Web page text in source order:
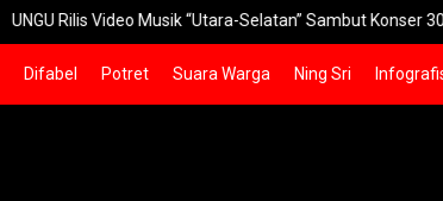
Video Musik “Utara-Selatan” Sambut Konser 30 Tahun
Difabel Potret Suara Warga Ning Sri